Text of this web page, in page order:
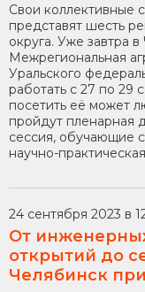
Свои коллективные
представят шесть
округа. Уже завтра
Межрегиональная
Уральского
работать с 27 по 29
посетить её может
пройдут пленарная
сессия, обучающие
научно-
24 сентября 2023 в
От
открытий до
Челябинск